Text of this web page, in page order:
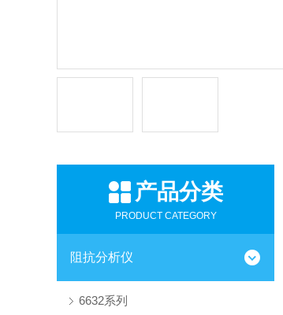
产品分类
PRODUCT CATEGORY
阻抗分析仪
6632系列